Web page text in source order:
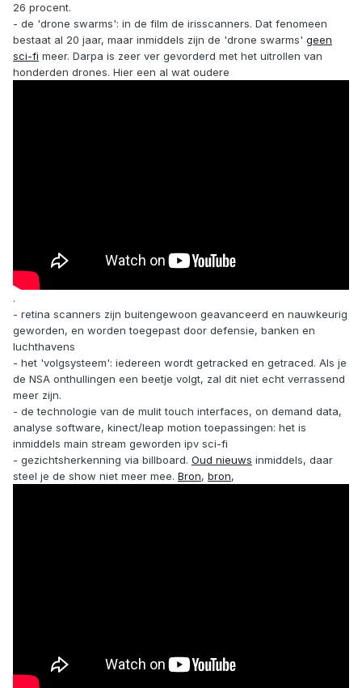
26 procent.
- de 'drone swarms': in de film de irisscanners. Dat fenomeen
bestaat al 20 jaar, maar inmiddels zijn de 'drone swarms' geen
sci-fi meer. Darpa is zeer ver gevorderd met het uitrollen van
honderden drones. Hier een al wat oudere
.
- retina scanners zijn buitengewoon geavanceerd en nauwkeurig
geworden, en worden toegepast door defensie, banken en
luchthavens
- het 'volgsysteem': iedereen wordt getracked en getraced. Als je
de NSA onthullingen een beetje volgt, zal dit niet echt verrassend
meer zijn.
- de technologie van de mulit touch interfaces, on demand data,
analyse software, kinect/leap motion toepassingen: het is
inmiddels main stream geworden ipv sci-fi
- gezichtsherkenning via billboard. Oud nieuws inmiddels, daar
steel je de show niet meer mee. Bron, bron,